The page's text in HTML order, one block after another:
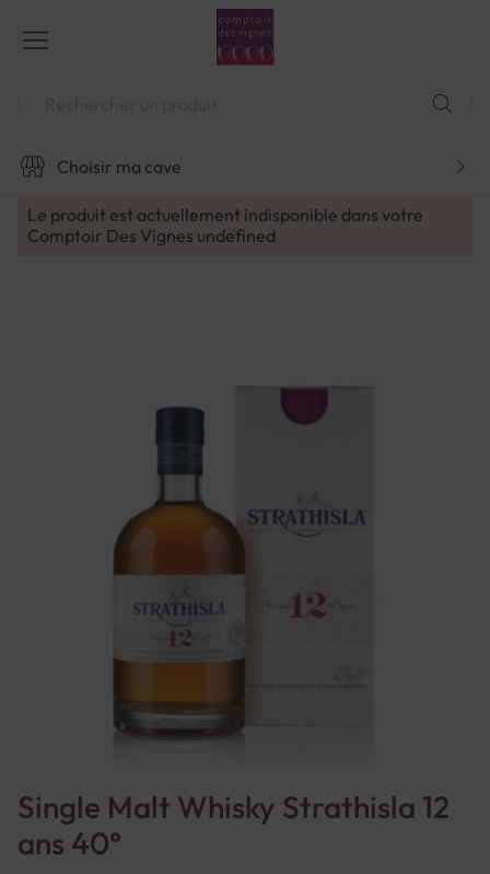
contenu
Choisir ma cave
Le produit est actuellement indisponible dans votre
Comptoir Des Vignes undefined
Single Malt Whisky Strathisla 12
ans 40°